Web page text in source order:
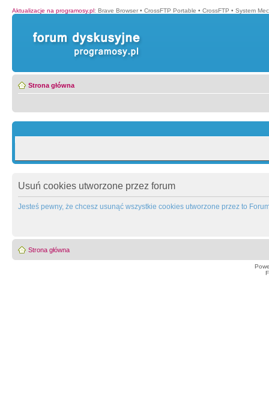
Aktualizacje na programosy.pl: Brave Browser • CrossFTP Portable • CrossFTP • System
Strona główna
Usuń cookies utworzone przez forum
Jesteś pewny, że chcesz usunąć wszystkie cookies utworzone przez to
Strona główna